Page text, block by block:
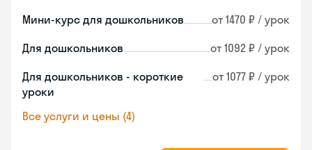
Мини-курс для дошкольников от 1470 ₽ / урок
Для дошкольников от 1092 ₽ / урок
Для дошкольников - короткие
уроки
от 1077 ₽ / урок
Все услуги и цены (4)